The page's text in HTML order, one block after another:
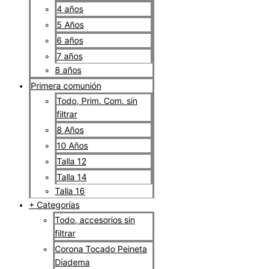
4 años
5 Años
6 años
7 años
8 años
Primera comunión
Todo, Prim. Com. sin
filtrar
8 Años
10 Años
Talla 12
Talla 14
Talla 16
+ Categorías
Todo, accesorios sin
filtrar
Corona Tocado Peineta
Diadema